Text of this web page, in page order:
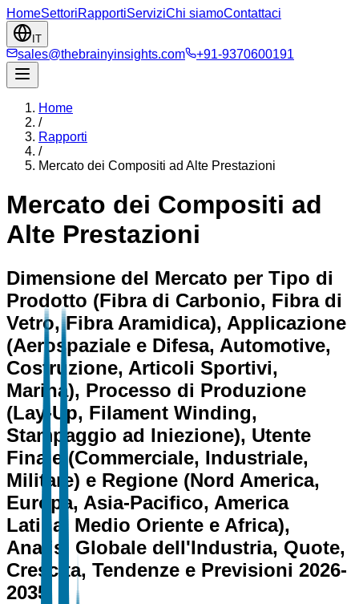
HomeSettoriRapportiServiziChi siamoContattaci
IT
sales@thebrainyinsights.com +91-9370600191
Home
/
Rapporti
/
Mercato dei Compositi ad Alte Prestazioni
Mercato dei Compositi ad
Alte Prestazioni
Dimensione del Mercato per Tipo di
Prodotto (Fibra di Carbonio, Fibra di
Vetro, Fibra Aramidica), Applicazione
(Aerospaziale e Difesa, Automotive,
Costruzione, Articoli Sportivi,
Marina), Processo di Produzione
(Lay-Up, Filament Winding,
Stampaggio ad Iniezione), Utente
Finale (Commerciale, Industriale,
Militare) e Regione (Nord America,
Europa, Asia-Pacifico, America
Latina, Medio Oriente e Africa),
Analisi Globale dell'Industria, Quote,
Crescita, Tendenze e Previsioni 2026-
2035